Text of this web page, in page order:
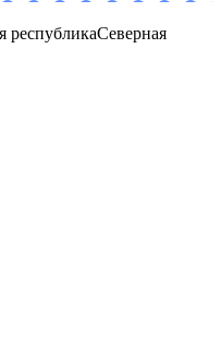
республикаСеверная